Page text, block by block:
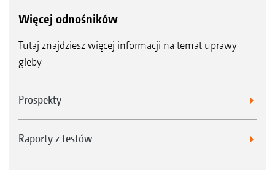
Więcej odnośników
Tutaj znajdziesz więcej informacji na temat uprawy
gleby
Prospekty
Raporty z testów